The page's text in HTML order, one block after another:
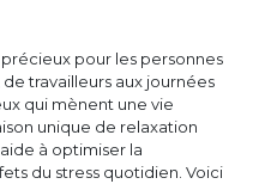
pour les personnes
de travailleurs aux journées
qui mènent une vie
unique de relaxation
à optimiser la
du stress quotidien. Voici